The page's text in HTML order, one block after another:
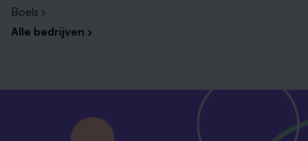
Boels ›
Alle bedrijven ›